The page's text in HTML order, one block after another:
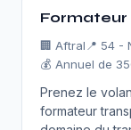
Formateur
🏢 Aftral 📍 54 -
💰 Annuel de
Prenez le
formateur